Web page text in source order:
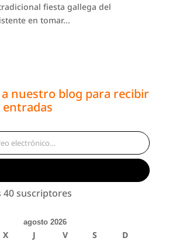
fiesta gallega del
en tomar...
nuestro blog para recibir
40 suscriptores
agosto 2026
X J V S
D